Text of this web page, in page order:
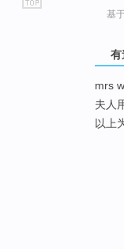
基
有
mrs
夫人
以上